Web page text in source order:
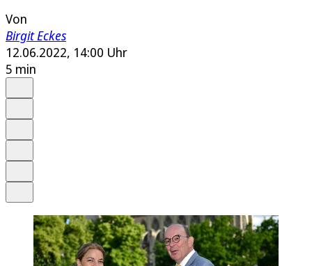
Von
Birgit Eckes
12.06.2022, 14:00 Uhr
5 min